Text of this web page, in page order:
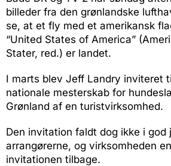
billeder fra den grønlandske
se, at et fly med et amerikansk
“United States of America”
Stater, red.) er landet.
I marts blev Jeff Landry inviteret
nationale mesterskab for
Grønland af en turistvirksomhed.
Den invitation faldt dog ikke i god
arrangørerne, og virksomheden
invitationen tilbage.